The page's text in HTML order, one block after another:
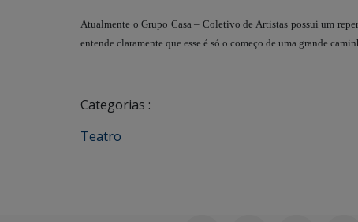
Atualmente o Grupo Casa – Coletivo de Artistas possui um
entende claramente que esse é só o começo de uma grande
Categorias :
Teatro